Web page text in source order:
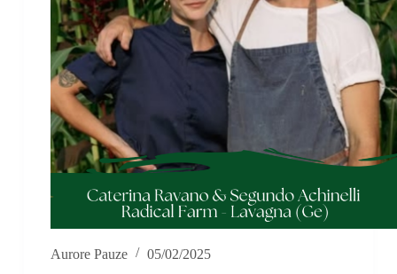
Aurore Pauze 05/02/2025